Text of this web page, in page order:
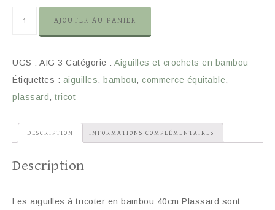
AJOUTER AU PANIER
UGS : AIG 3 Catégorie : Aiguilles et crochets en bambou
Étiquettes : aiguilles, bambou, commerce équitable,
plassard, tricot
DESCRIPTION INFORMATIONS COMPLÉMENTAIRES
Description
Les aiguilles à tricoter en bambou 40cm Plassard sont